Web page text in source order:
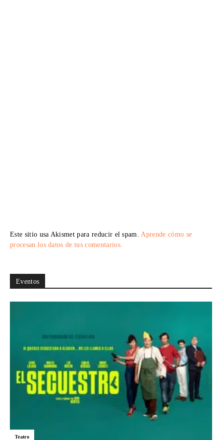
Este sitio usa Akismet para reducir el spam. Aprende cómo se
procesan los datos de tus comentarios.
Eventos
Teatro